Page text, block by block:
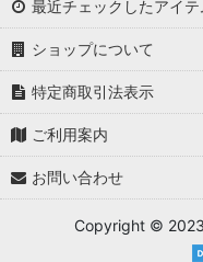
最近チェックしたアイテ
ショップについて
特定商取引法表示
ご利用案内
お問い合わせ
Copyright ©